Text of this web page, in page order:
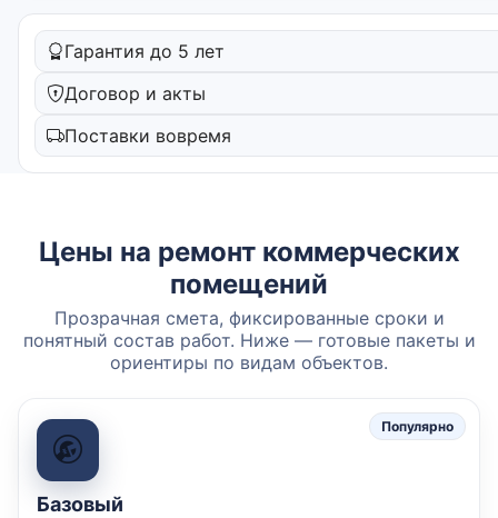
Гарантия до 5 лет
Договор и акты
Поставки вовремя
Цены на ремонт коммерческих
помещений
Прозрачная смета, фиксированные сроки и
понятный состав работ. Ниже — готовые пакеты и
ориентиры по видам объектов.
Популярно
Базовый